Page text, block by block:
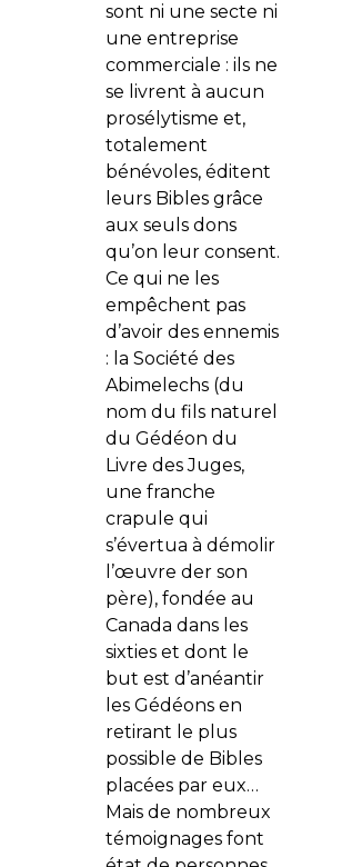
sont ni une secte ni
une entreprise
commerciale : ils ne
se livrent à aucun
prosélytisme et,
totalement
bénévoles, éditent
leurs Bibles grâce
aux seuls dons
qu’on leur consent.
Ce qui ne les
empêchent pas
d’avoir des ennemis
: la Société des
Abimelechs (du
nom du fils naturel
du Gédéon du
Livre des Juges,
une franche
crapule qui
s’évertua à démolir
l’œuvre der son
père), fondée au
Canada dans les
sixties et dont le
but est d’anéantir
les Gédéons en
retirant le plus
possible de Bibles
placées par eux…
Mais de nombreux
témoignages font